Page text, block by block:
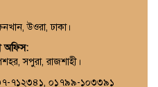
উওরা, ঢাকা।
অফিস:
সপুরা, রাজশাহী।
৭১২৩৪১, ০১৭৯৯-১০৩৩৯১